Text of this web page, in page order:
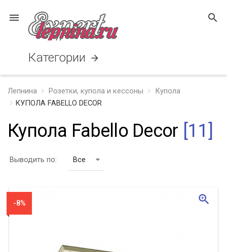
menu search
Категории arrow_forward
Лепнина Розетки, купола и кессоны
Купола
КУПОЛА FABELLO DECOR
Купола Fabello Decor [11]
Выводить по: Все
-8% zoom_in